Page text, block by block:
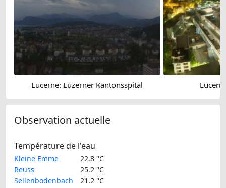
Lucerne: Luzerner Kantonsspital
Observation actuelle
Température de l'eau
Kleine Emme
22.8 °C
Reuss
25.2 °C
Sellenbodenbach
21.2 °C